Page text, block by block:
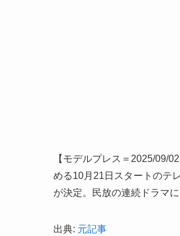
【モデルプレス＝2025/09/
める10月21日スタートのテ
が決定。民放の連続ドラマ
出典: 元記事